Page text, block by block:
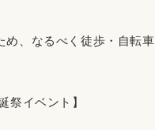
、なるべく徒歩・自転車
祭イベント】